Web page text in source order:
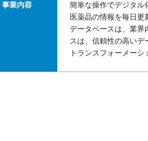
事業内容
簡単な操作でデジタル
医薬品の情報を毎日更
データベースは、業界
スは、信頼性の高い
トランスフォーメーシ